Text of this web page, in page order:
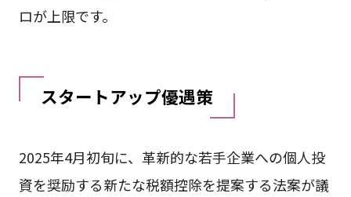
ロが上限です。
スタートアップ優遇策
2025年4月初旬に、革新的な若手企業への個人投
資を奨励する新たな税額控除を提案する法案が議